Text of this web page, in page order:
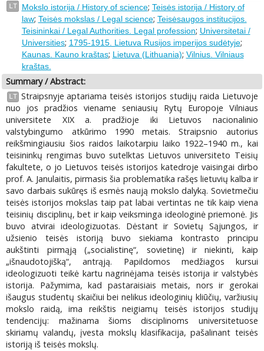
LT Mokslo istorija / History of science; Teisės istorija / History of
law; Teisės mokslas / Legal science; Teisėsaugos institucijos.
Teisininkai / Legal Authorities. Legal profession; Universitetai /
Universities; 1795-1915. Lietuva Rusijos imperijos sudėtyje;
Kaunas. Kauno kraštas; Lietuva (Lithuania); Vilnius. Vilniaus
kraštas.
Summary / Abstract:
LT Straipsnyje aptariama teisės istorijos studijų raida Lietuvoje
nuo jos pradžios viename seniausių Rytų Europoje Vilniaus
universitete XIX a. pradžioje iki Lietuvos nacionalinio
valstybingumo atkūrimo 1990 metais. Straipsnio autorius
reikšmingiausiu šios raidos laikotarpiu laiko 1922–1940 m., kai
teisininkų rengimas buvo sutelktas Lietuvos universiteto Teisių
fakultete, o jo Lietuvos teisės istorijos katedroje vaisingai dirbo
prof. A. Janulaitis, pirmasis šia problematika rašęs lietuvių kalba ir
savo darbais sukūręs iš esmės naują mokslo dalyką. Sovietmečiu
teisės istorijos mokslas taip pat labai vertintas ne tik kaip viena
teisinių disciplinų, bet ir kaip veiksminga ideologinė priemonė. Jis
buvo atvirai ideologizuotas. Dėstant ir Sovietų Sąjungos, ir
užsienio teisės istoriją buvo siekiama kontrasto principu
aukštinti pirmąją („socialistinę“, sovietinę) ir niekinti, kaip
„išnaudotojišką“, antrąją. Papildomos medžiagos kursui
ideologizuoti teikė kartu nagrinėjama teisės istorija ir valstybės
istorija. Pažymima, kad pastaraisiais metais, nors ir gerokai
išaugus studentų skaičiui bei nelikus ideologinių kliūčių, varžiusių
mokslo raidą, ima reikštis neigiamų teisės istorijos studijų
tendencijų: mažinama šioms disciplinoms universitetuose
skiriamų valandų, įvesta mokslų klasifikacija, pašalinant teisės
istoriją iš teisės mokslų.